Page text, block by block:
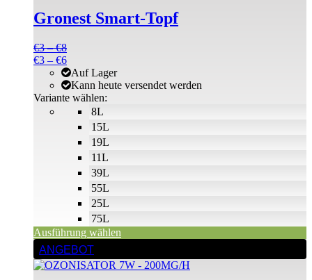
Gronest Smart-Topf
€3 –€8Preisspanne:
€3
bis
€8
€3 – €6Preisspanne:
€3
bis
€6
8L
15L
19L
11L
39L
55L
25L
75L
Auf Lager
Kann heute versendet werden
Variante wählen:
Ausführung wählen
Varianten
auf.
Die
Optionen
können
der
Produktseite
gewählt
ANGEBOT